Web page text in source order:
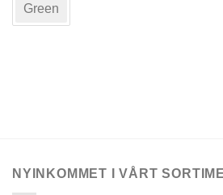
varianter.
De
Green
NYINKOMMET I VÅRT